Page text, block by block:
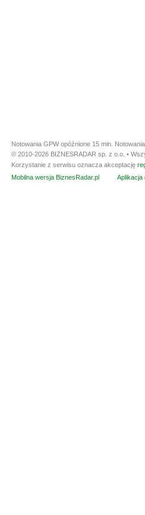
Notowania GPW opóźnione 15 min.
© 2010-2026 BIZNESRADAR sp. z o.o. •
Korzystanie z serwisu oznacza akceptację
Mobilna wersja BiznesRadar.pl
Aplikacja